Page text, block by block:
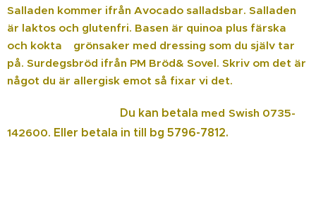
Salladen kommer ifrån Avocado salladsbar. Salladen
är laktos och glutenfri. Basen är quinoa plus färska
och kokta grönsaker med dressing som du själv tar
på. Surdegsbröd ifrån PM Bröd& Sovel. Skriv om det är
något du är allergisk emot så fixar vi det.
Du kan betala med Swish 0735-
142600. Eller betala in till bg 5796-7812.